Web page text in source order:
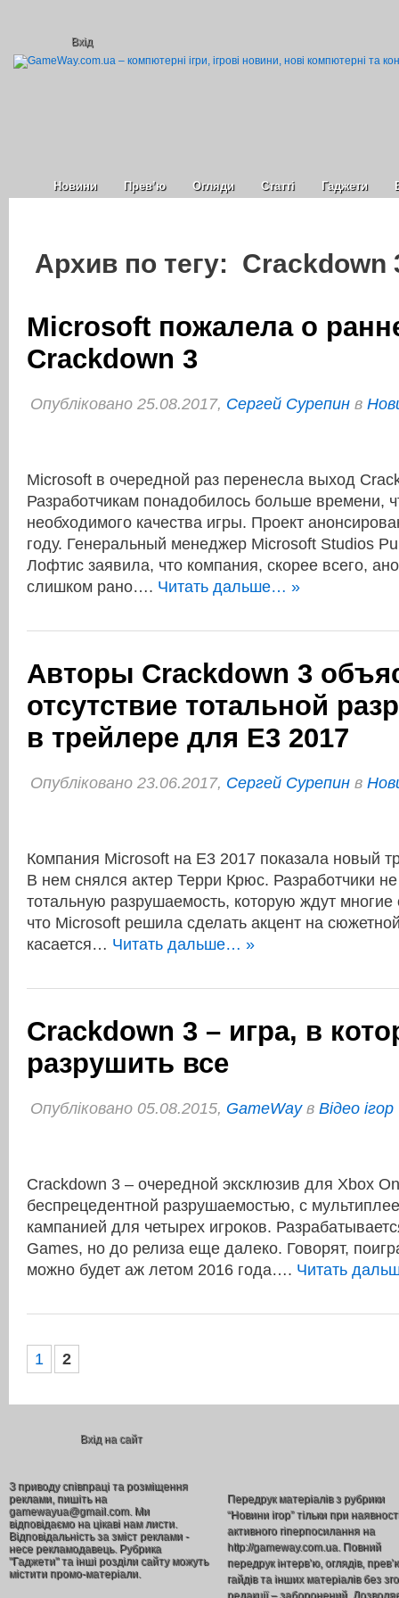
Вхід
Новини Прев’ю Огляди Статті Гаджети
Архив по тегу: Crackdown
Microsoft пожалела о
Crackdown 3
Опубліковано 25.08.2017, Сергей Сурепин в
Microsoft в очередной раз перенесла выход
Разработчикам понадобилось больше времени,
необходимого качества игры. Проект
году. Генеральный менеджер Microsoft Studios
Лофтис заявила, что компания, скорее всего,
слишком рано…. Читать дальше… »
Авторы Crackdown 3
отсутствие тотальной
в трейлере для E3 2017
Опубліковано 23.06.2017, Сергей Сурепин в
Компания Microsoft на E3 2017 показала новый
В нем снялся актер Терри Крюс. Разработчики
тотальную разрушаемость, которую ждут многие
что Microsoft решила сделать акцент на
касается… Читать дальше… »
Crackdown 3 – игра, в
разрушить все
Опубліковано 05.08.2015, GameWayв Відео ігор
Crackdown 3 – очередной эксклюзив для Xbox
беспрецедентной разрушаемостью, с
кампанией для четырех игроков.
Games, но до релиза еще далеко. Говорят,
можно будет аж летом 2016 года…. Читать
1 2
Вхід на сайт
З приводу співпраці та розміщення
реклами, пишіть на
gamewayua@gmail.com. Ми
відповідаємо на цікаві нам листи.
Відповідальність за зміст реклами -
несе рекламодавець. Рубрика
"Гаджети" та інші розділи сайту можуть
містити промо-матеріали.
Передрук матеріалів з рубрики
“Новини ігор” тільки при
активного гіперпосилання на
http://gameway.com.ua. Повний
передрук інтерв’ю, оглядів,
гайдів та інших матеріалів без
редакції – заборонений.